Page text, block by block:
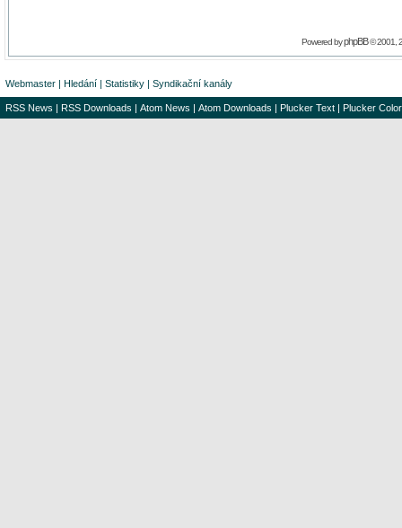
Powered byphpBB© 2001,
Webmaster | Hledání | Statistiky | Syndikační kanály
RSS News | RSS Downloads | Atom News | Atom Downloads | Plucker Text | Plucker Color